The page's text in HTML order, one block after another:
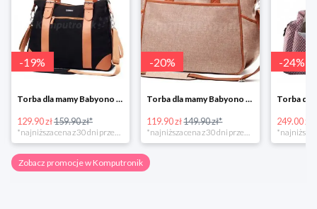
-19%
Torba dla mamy Babyono 1505/01 Comfort Icoinic 5/5
129.90 zł159.90 zł*
-20%
Torba dla mamy Babyono 1507/01 Comfort Chic w super cenie
119.90 zł149.90 zł*
-24%
249.00 zł
Zobacz promocje w Komputronik